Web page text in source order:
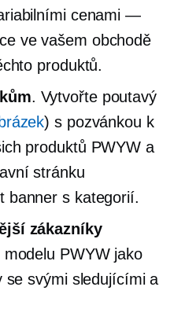
cenami —
ve vašem obchodě
produktů.
. Vytvořte poutavý
) s pozvánkou k
produktů PWYW a
stránku
banner s kategorií.
zákazníky
PWYW jako
se svými sledujícími a